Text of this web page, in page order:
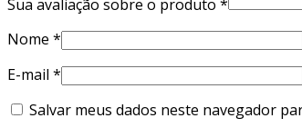
Sua avaliação sobre o produto *
Nome *
E-mail *
Salvar meus dados neste navegador